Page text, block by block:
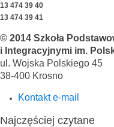
13 474 39 40
13 474 39 41
© 2014 Szkoła
i Integracyjnymi im.
ul. Wojska Polskiego 45
38-400 Krosno
Kontakt e-mail
Najczęściej czytane